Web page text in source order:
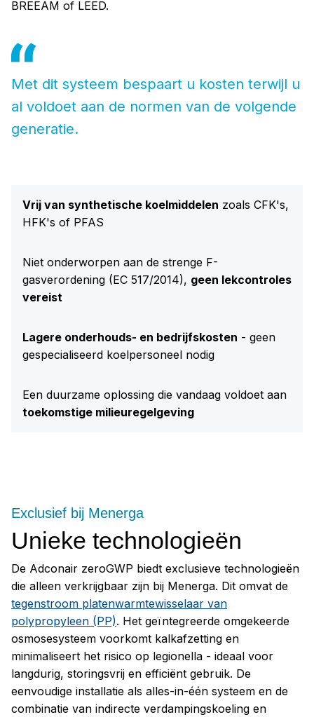
BREEAM of LEED.
Met dit systeem bespaart u kosten terwijl u
al voldoet aan de normen van de volgende
generatie.
Vrij van synthetische koelmiddelen zoals CFK's,
HFK's of PFAS
Niet onderworpen aan de strenge F-
gasverordening (EC 517/2014), geen lekcontroles
vereist
Lagere onderhouds- en bedrijfskosten - geen
gespecialiseerd koelpersoneel nodig
Een duurzame oplossing die vandaag voldoet aan
toekomstige milieuregelgeving
Unieke technologieën
Exclusief bij Menerga
De Adconair zeroGWP biedt exclusieve technologieën
die alleen verkrijgbaar zijn bij Menerga. Dit omvat de
tegenstroom platenwarmtewisselaar van
polypropyleen (PP). Het geïntegreerde omgekeerde
osmosesysteem voorkomt kalkafzetting en
minimaliseert het risico op legionella - ideaal voor
langdurig, storingsvrij en efficiënt gebruik. De
eenvoudige installatie als alles-in-één systeem en de
combinatie van indirecte verdampingskoeling en